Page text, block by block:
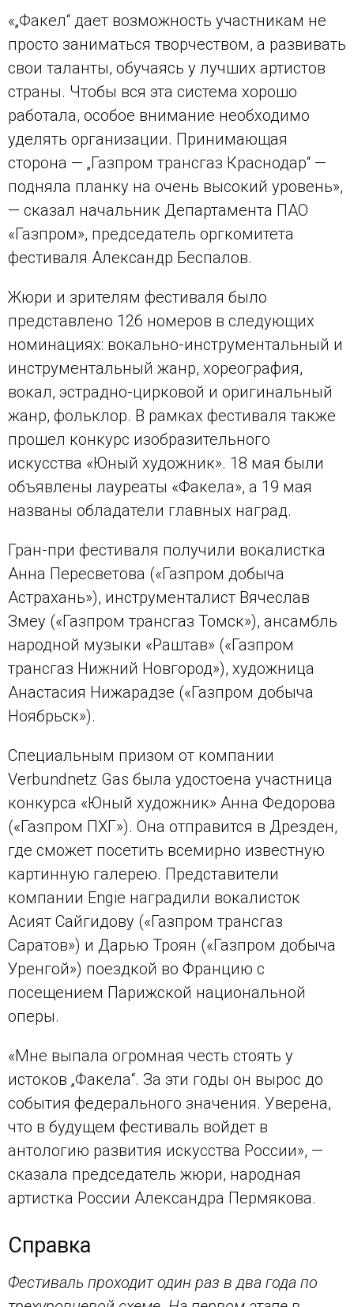
«„Факел“ дает возможность участникам не
просто заниматься творчеством, а развивать
свои таланты, обучаясь у лучших артистов
страны. Чтобы вся эта система хорошо
работала, особое внимание необходимо
уделять организации. Принимающая
сторона — „Газпром трансгаз Краснодар“ —
подняла планку на очень высокий уровень»,
— сказал начальник Департамента ПАО
«Газпром», председатель оргкомитета
фестиваля Александр Беспалов.
Жюри и зрителям фестиваля было
представлено 126 номеров в следующих
номинациях: вокально-инструментальный и
инструментальный жанр, хореография,
вокал, эстрадно-цирковой и оригинальный
жанр, фольклор. В рамках фестиваля также
прошел конкурс изобразительного
искусства «Юный художник». 18 мая были
объявлены лауреаты «Факела», а 19 мая
названы обладатели главных наград.
Гран-при фестиваля получили вокалистка
Анна Пересветова («Газпром добыча
Астрахань»), инструменталист Вячеслав
Змеу («Газпром трансгаз Томск»), ансамбль
народной музыки «Раштав» («Газпром
трансгаз Нижний Новгород»), художница
Анастасия Нижарадзе («Газпром добыча
Ноябрьск»).
Специальным призом от компании
Verbundnetz Gas была удостоена участница
конкурса «Юный художник» Анна Федорова
(«Газпром ПХГ»). Она отправится в Дрезден,
где сможет посетить всемирно известную
картинную галерею. Представители
компании Engie наградили вокалисток
Асият Сайгидову («Газпром трансгаз
Саратов») и Дарью Троян («Газпром добыча
Уренгой») поездкой во Францию с
посещением Парижской национальной
оперы.
«Мне выпала огромная честь стоять у
истоков „Факела“. За эти годы он вырос до
события федерального значения. Уверена,
что в будущем фестиваль войдет в
антологию развития искусства России», —
сказала председатель жюри, народная
артистка России Александра Пермякова.
Справка
Фестиваль проходит один раз в два года по